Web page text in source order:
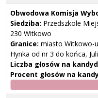
Obwodowa Komisja
Siedziba: Przedszkole
230 Witkowo
Granice: miasto Witkowo-
Hynka od nr 3 do końca,
Liczba głosów na
Procent głosów na